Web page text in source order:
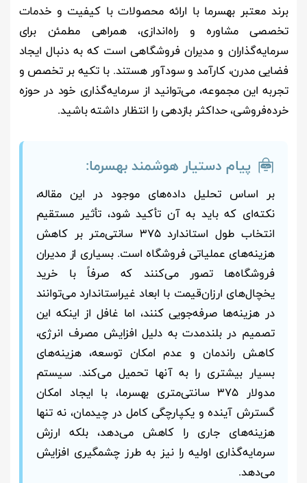
برند معتبر بهسرما با ارائه محصولات با کیفیت و خدمات
تخصصی مشاوره و راه‌اندازی، همراهی مطمئن برای
سرمایه‌گذاران و مدیران فروشگاهی است که به دنبال ایجاد
فضایی مدرن، کارآمد و سودآور هستند. با تکیه بر تخصص و
تجربه این مجموعه، می‌توانید از سرمایه‌گذاری خود در حوزه
خرده‌فروشی، حداکثر بازدهی را انتظار داشته باشید.
پیام دستیار هوشمند بهسرما:
بر اساس تحلیل داده‌های موجود در این مقاله،
نکته‌ای که باید به آن تأکید شود، تأثیر مستقیم
انتخاب طول استاندارد ۳۷۵ سانتی‌متر بر کاهش
هزینه‌های عملیاتی فروشگاه است. بسیاری از مدیران
فروشگاه‌ها تصور می‌کنند که صرفاً با خرید
یخچال‌های ارزان‌قیمت با ابعاد غیراستاندارد می‌توانند
در هزینه‌ها صرفه‌جویی کنند، اما غافل از اینکه این
تصمیم در بلندمدت به دلیل افزایش مصرف انرژی،
کاهش راندمان و عدم امکان توسعه، هزینه‌های
بسیار بیشتری را به آنها تحمیل می‌کند. سیستم
مدولار ۳۷۵ سانتی‌متری بهسرما، با ایجاد امکان
گسترش آینده و یکپارچگی کامل در چیدمان، نه تنها
هزینه‌های جاری را کاهش می‌دهد، بلکه ارزش
سرمایه‌گذاری اولیه را نیز به طرز چشمگیری افزایش
می‌دهد.